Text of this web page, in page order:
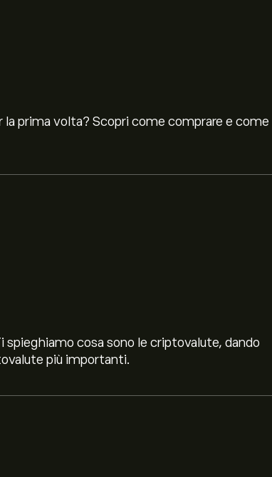
prima volta? Scopri come comprare e come
cosa sono le criptovalute, dando
più importanti.